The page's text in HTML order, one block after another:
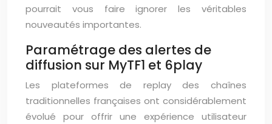
pourrait vous faire ignorer les véritables
nouveautés importantes.
Paramétrage des alertes de
diffusion sur MyTF1 et 6play
Les plateformes de replay des chaînes
traditionnelles françaises ont considérablement
évolué pour offrir une expérience utilisateur